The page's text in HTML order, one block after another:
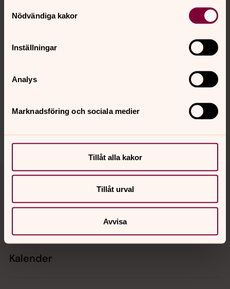
Nödvändiga kakor
Inställningar
Analys
Marknadsföring och sociala medier
Tillåt alla kakor
Tillåt urval
Avvisa
Ändra inställningar
Synpunkter eller frågor på sidans
karlstads.pastorat@svenskakyrkan.se
Dela
Tillbaka till toppen
Tillbaka till innehållet
Kalender